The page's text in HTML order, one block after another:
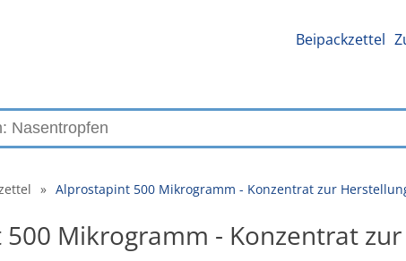
Beipackzettel
» Alprostapint 500 Mikrogramm - Konzentrat zur
Mikrogramm - Konzentrat